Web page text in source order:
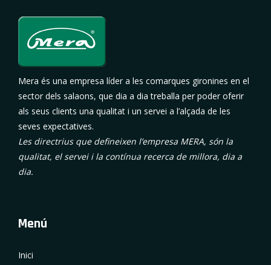
Mera és una empresa líder a les comarques gironines en el
sector dels salaons, que dia a dia treballa per poder oferir
als seus clients una qualitat i un servei a l’alçada de les
seves expectatives.
Les directrius que defineixen l’empresa MERA, són la
qualitat, el servei i la contínua recerca de millora, dia a
dia.
Menú
Inici